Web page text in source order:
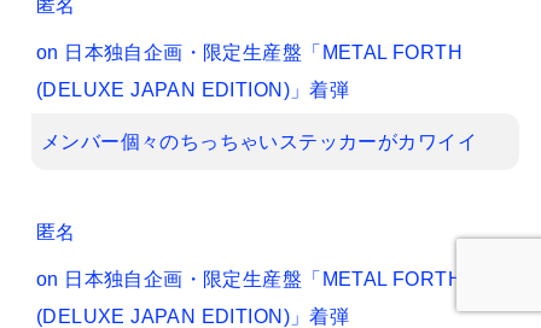
匿名
on 日本独自企画・限定生産盤「METAL FORTH
(DELUXE JAPAN EDITION)」着弾
メンバー個々のちっちゃいステッカーがカワイイ
匿名
on 日本独自企画・限定生産盤「METAL FORTH
(DELUXE JAPAN EDITION)」着弾